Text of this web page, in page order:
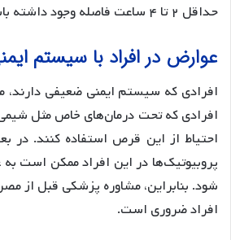
حداقل ۲ تا ۴ ساعت فاصله وجود داشته باشد.
عوارض در افراد با سیستم
افرادی که تحت درمان‌های خاص مثل شیمی
احتیاط از این قرص استفاده کنند. در
پروبیوتیک‌ها در این افراد ممکن است
شود. بنابراین، مشاوره پزشکی قبل از
افراد ضروری است.